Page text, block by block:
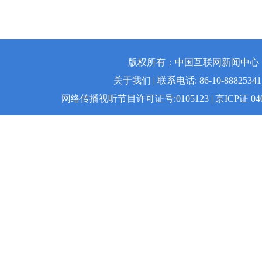
版权所有：中国互联网新闻中
关于我们 | 联系电话: 86-10-
网络传播视听节目许可证号:0105123 | 京ICP证